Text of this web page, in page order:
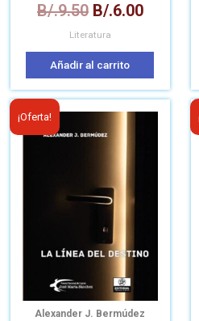
B/.9.50 B/.6.00
Literatura
Añadir al carrito
¡Oferta!
Alexander J. Bermúdez
El
precio
original
B/.7.00.
El